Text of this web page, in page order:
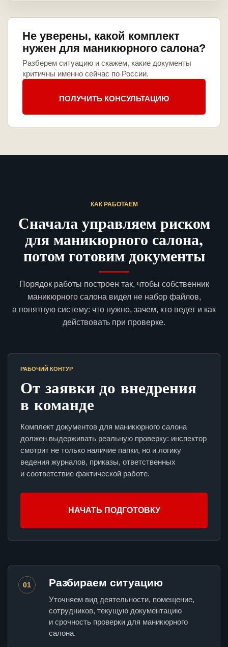
Не уверены, какой комплект
нужен для маникюрного салона?
Разберем ситуацию и скажем, какие документы
критичны именно сейчас по России.
ПОЛУЧИТЬ КОНСУЛЬТАЦИЮ
КАК РАБОТАЕМ
Сначала управляем риском
для маникюрного салона,
потом готовим документы
Порядок работы построен так, чтобы собственник
маникюрного салона видел не набор файлов,
а понятную систему: что нужно, зачем, кто ведет и как
действовать при проверке.
РАБОЧИЙ КОНТУР
От заявки до внедрения
в команде
Комплект документов для маникюрного салона
должен выдерживать реальную проверку: инспектор
смотрит не только наличие папки, но и логику
ведения журналов, приказы, ответственных
и соответствие фактической работе.
НАЧАТЬ ПОДГОТОВКУ
01 Разбираем ситуацию
Уточняем вид деятельности, помещение,
сотрудников, текущую документацию
и срочность проверки для маникюрного
салона.